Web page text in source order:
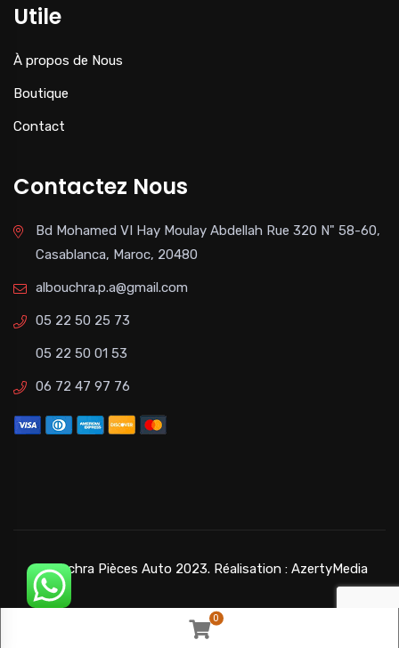
Utile
À propos de Nous
Boutique
Contact
Contactez Nous
Bd Mohamed VI Hay Moulay Abdellah Rue 320 N" 58-60,
Casablanca, Maroc, 20480
albouchra.p.a@gmail.com
05 22 50 25 73
05 22 50 01 53
06 72 47 97 76
©Bouchra Pièces Auto 2023. Réalisation : AzertyMedia
0